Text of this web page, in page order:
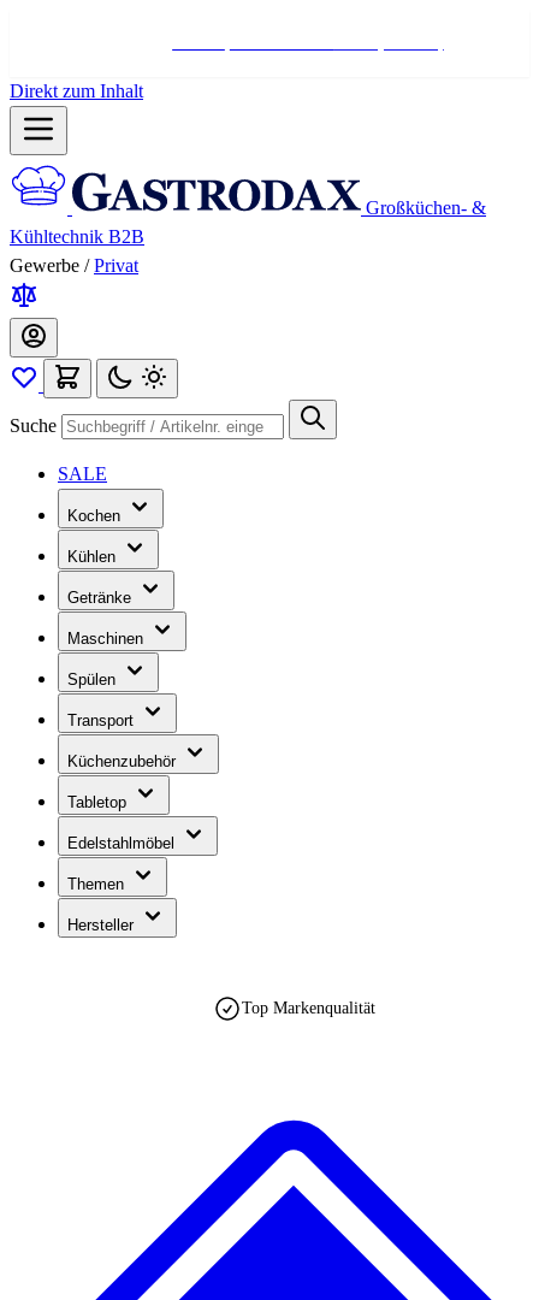
Direkt zum Inhalt
Großküchen- &
Kühltechnik B2B
Gewerbe / Privat
Suche
SALE
Kochen
Kühlen
Getränke
Maschinen
Spülen
Transport
Küchenzubehör
Tabletop
Edelstahlmöbel
Themen
Hersteller
Top Markenqualität